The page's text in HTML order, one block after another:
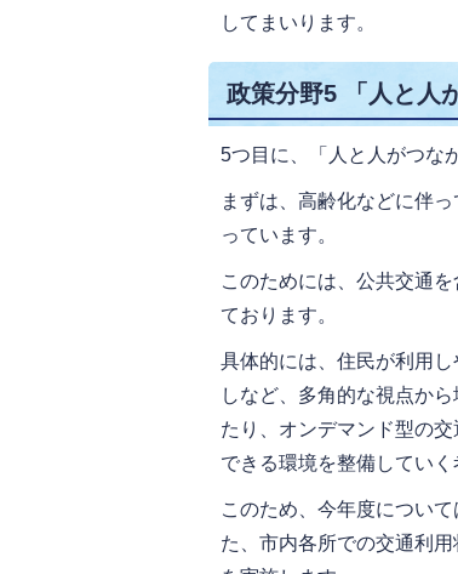
してまいります。
政策分野5 「人と人
5つ目に、「人と人がつな
まずは、高齢化などに伴
っています。
このためには、公共交通
ております。
具体的には、住民が利用
しなど、多角的な視点か
たり、オンデマンド型の
できる環境を整備していく
このため、今年度につい
た、市内各所での交通利